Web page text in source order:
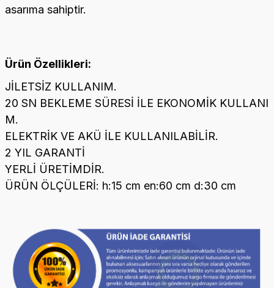
asarıma sahiptir.
Ürün Özellikleri:
JİLETSİZ KULLANIM.
20 SN BEKLEME SÜRESİ İLE EKONOMİK KULLANI
M.
ELEKTRİK VE AKÜ İLE KULLANILABİLİR.
2 YIL GARANTİ
YERLİ ÜRETİMDİR.
ÜRÜN ÖLÇÜLERİ: h:15 cm en:60 cm d:30 cm